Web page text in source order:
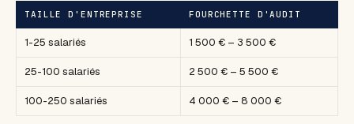
TAILLE D'ENTREPRISE FOURCHETTE D'AUDIT
1-25 salariés 1 500 € – 3 500 €
25-100 salariés 2 500 € – 5 500 €
100-250 salariés 4 000 € – 8 000 €